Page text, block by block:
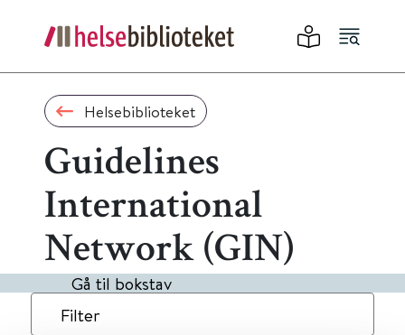
Helsebiblioteket
Guidelines
International
Network (GIN)
Gå til bokstav
Filter